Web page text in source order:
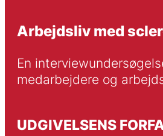
Arbejdsliv med
En
medarbejdere og
UDGIVELSENS